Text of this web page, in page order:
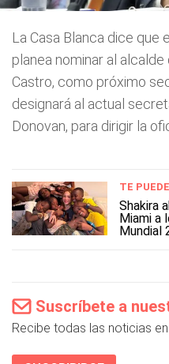
La Casa Blanca dice que
planea nominar al alcalde
Castro, como próximo
designará al actual
Donovan, para dirigir la
TE
Shakira
Miami a
Mundial
Suscríbete a
Recibe todas las noticias